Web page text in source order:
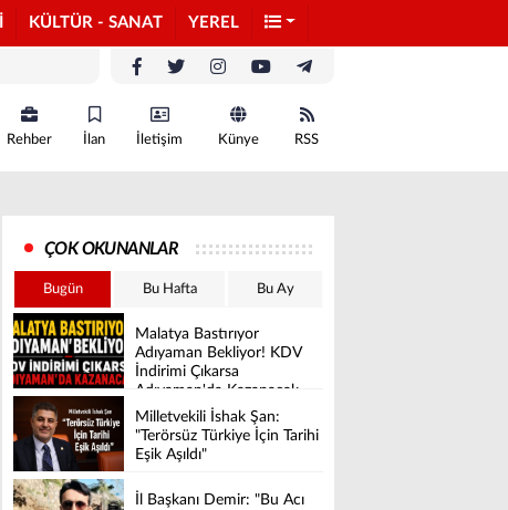
KÜLTÜR - SANAT YEREL
Rehber İlan İletişim Künye RSS
ÇOK OKUNANLAR
Bugün Bu Hafta Bu Ay
Malatya Bastırıyor
Adıyaman Bekliyor! KDV
İndirimi Çıkarsa
Adıyaman'da Kazanacak
Milletvekili İshak Şan:
"Terörsüz Türkiye İçin Tarihi
Eşik Aşıldı"
İl Başkanı Demir: "Bu Acı